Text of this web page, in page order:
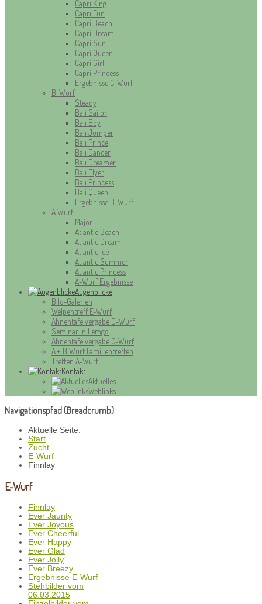
Capri King
Capri Fun
Capri Beach
Capri Dream
Capri Sun
Capri Queen
Capri Girl
Capri Princess
Ergebnisse C-Wurf
B-Wurf
Steady
Bali Sailor
Bali Boy
Bali Jumper
Bali Prince
Bali Dancer
Bali Dreamer
Bali Flyer
Bali Princess
Bali Queen
Ergebnisse B-Wurf
A Wurf
Major
Atlantic Beach
Atlantic Dream
Atlantic Ice
Atlantic Summer
Atlantic Princess
A-Wurf Ergebnisse
Augenblicke
Bild-Galerien
Welpentreff E-Wurf
Ahnentafelvergabe D-Wurf
Seminar in Lemgo
Ahnentafelvergabe C-Wurf
A + B Wurf Familientreffen
Treffen A-Wurf
Kontakt
Aktuelles
Weblinks
Navigationspfad (Breadcrumb)
Aktuelle Seite:
Start
Zucht
E-Wurf
Finnlay
E-Wurf
Finnlay
Ever Jaunty
Ever Joyous
Ever Cheerful
Ever Happy
Ever Glad
Ever Jolly
Ever Breezy
Ergebnisse E-Wurf
Stehbilder vom
06.03.2015